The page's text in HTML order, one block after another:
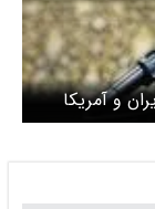
و آمریکا